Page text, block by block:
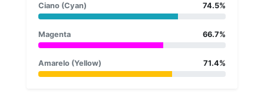
Ciano (Cyan) 74.5%
Magenta 66.7%
Amarelo (Yellow) 71.4%